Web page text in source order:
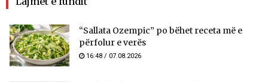
“Sallata Ozempic” po bëhet receta më e
përfolur e verës
16:48 / 07.08.2026